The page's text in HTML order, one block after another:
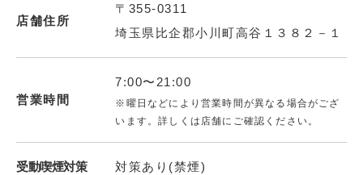
店舗住所
〒355-0311
埼玉県比企郡小川町高谷１３８２－１
営業時間
7:00〜21:00
※曜日などにより営業時間が異なる場合がござ
います。詳しくは店舗にご確認ください。
受動喫煙対策 対策あり(禁煙)